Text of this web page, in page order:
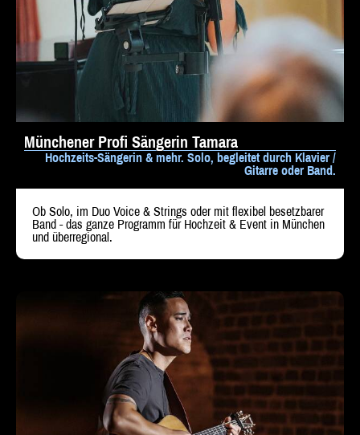
Münchener Profi Sängerin Tamara
Hochzeits-Sängerin & mehr. Solo, begleitet durch Klavier /
Gitarre oder Band.
Ob Solo, im Duo Voice & Strings oder mit flexibel besetzbarer
Band - das ganze Programm für Hochzeit & Event in München
und überregional.